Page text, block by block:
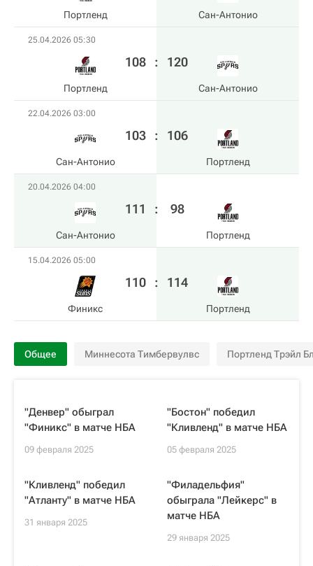
Портленд Сан-Антонио
25.04.2026 05:30
Портленд
108 : 120
Сан-Антонио
22.04.2026 03:00
Сан-Антонио
103 : 106
Портленд
20.04.2026 04:00
Сан-Антонио
111 : 98
Портленд
15.04.2026 05:00
Финикс
110 : 114
Портленд
Общее Миннесота Тимбервулвс Портленд Трэйл
"Денвер" обыграл
"Финикс" в матче НБА
09 февраля 2025
"Бостон" победил
"Кливленд" в матче НБА
05 февраля 2025
"Кливленд" победил
"Атланту" в матче НБА
31 января 2025
"Филадельфия"
обыграла "Лейкерс" в
матче НБА
29 января 2025